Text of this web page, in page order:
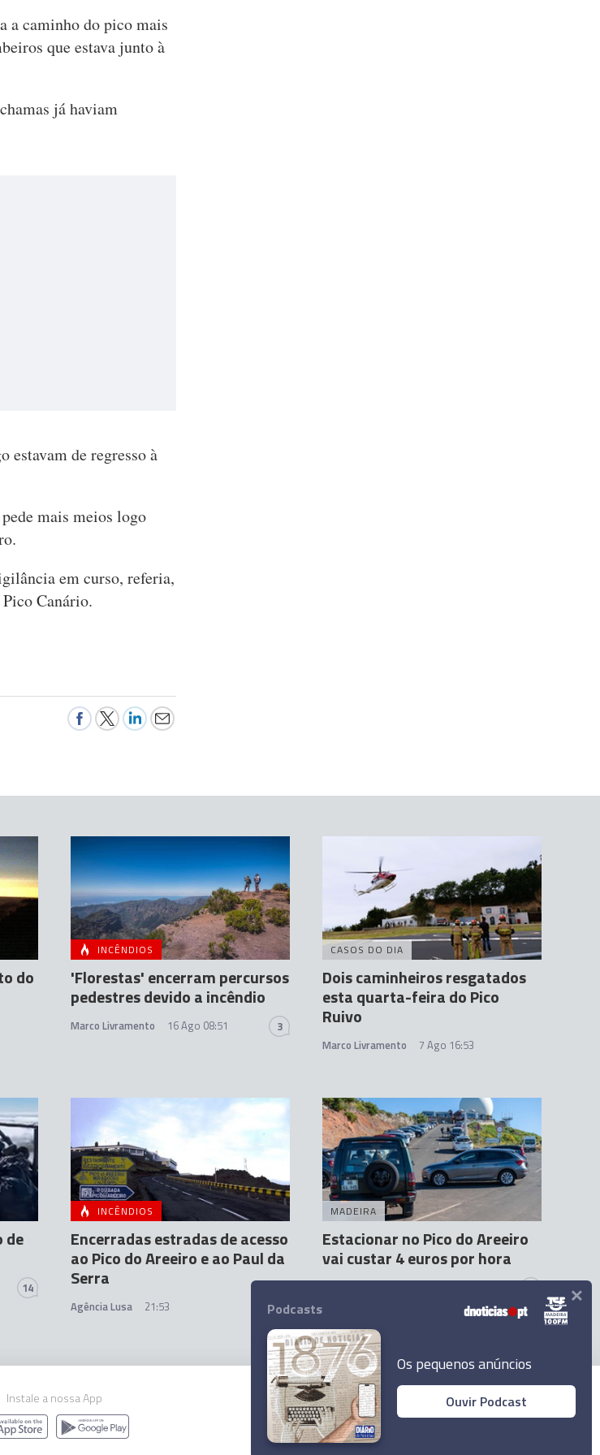
a caminho do pico mais
que estava junto à
já haviam
estavam de regresso à
mais meios logo
em curso, referia,
Canário.
do
INCÊNDIOS
'Florestas' encerram percursos
pedestres devido a incêndio
Marco Livramento 16 Ago 08:51 3
CASOS DO DIA
Dois caminheiros resgatados
esta quarta-feira do Pico
Ruivo
Marco Livramento 7 Ago 16:53
de
14
INCÊNDIOS
Encerradas estradas de acesso
ao Pico do Areeiro e ao Paul da
Serra
Agência Lusa 21:53
MADEIRA
Estacionar no Pico do Areeiro
vai custar 4 euros por hora
Instale a nossa App
© 2024 Empresa Diário de Notícias, Lda.
Podcasts
Os pequenos anúncios
Ouvir Podcast
×